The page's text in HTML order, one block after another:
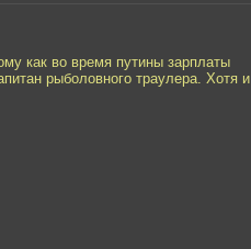
как во время путины зарплаты
рыболовного траулера. Хотя и